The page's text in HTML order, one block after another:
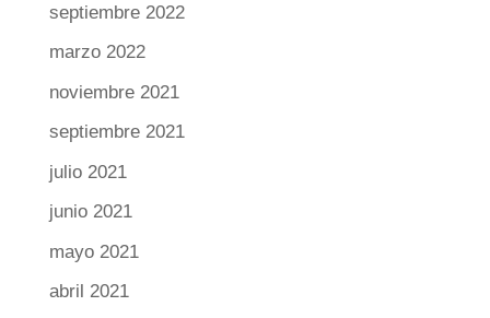
septiembre 2022
marzo 2022
noviembre 2021
septiembre 2021
julio 2021
junio 2021
mayo 2021
abril 2021